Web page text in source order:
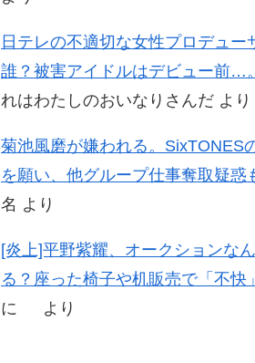
日テレの不適切な女性プロデュー
誰？被害アイドルはデビュー前…。
れはわたしのおいなりさんだ より
菊池風磨が嫌われる。SixTONES
を願い、他グループ仕事奪取疑惑
名 より
[炎上]平野紫耀、オークションな
る？座った椅子や机販売で「不快
に
より